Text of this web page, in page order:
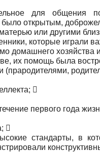
для общения
было открытым,
или другими
которые играли
домашнего хозяйства
их помощь была

первого года

стандарты, в